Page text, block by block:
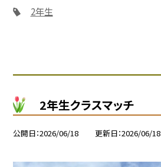
2年生
2年生クラスマッチ
公開日 2026/06/18 更新日 2026/06/18